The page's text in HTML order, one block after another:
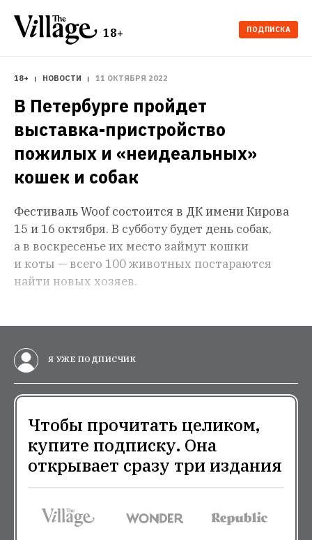
18+ ПОДПИСКА
18+ НОВОСТИ 11 ОКТЯБРЯ 2022
В Петербурге пройдет
выставка-пристройство
пожилых и «неидеальных»
кошек и собак
Фестиваль Woof состоится в ДК имени Кирова
15 и 16 октября. В субботу будет день собак,
а в воскресенье их место займут кошки
и коты — всего 100 животных постараются
найти новых хозяев.
Я УЖЕ ПОДПИСЧИК
Чтобы прочитать целиком,
купите подписку. Она
открывает сразу три издания